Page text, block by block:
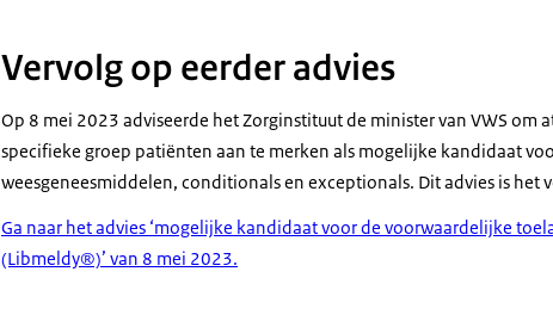
Vervolg op eerder advies
Op 8 mei 2023 adviseerde het Zorginstituut de minister van VWS
specifieke groep patiënten aan te merken als mogelijke kandidaat
weesgeneesmiddelen, conditionals en exceptionals. Dit advies is het
Ga naar het advies ‘mogelijke kandidaat voor de voorwaardelijke
(Libmeldy®)’ van 8 mei 2023.